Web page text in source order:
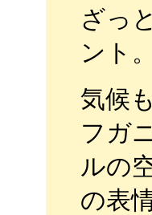
ざっ
ント
気候
フガ
ルの
の表